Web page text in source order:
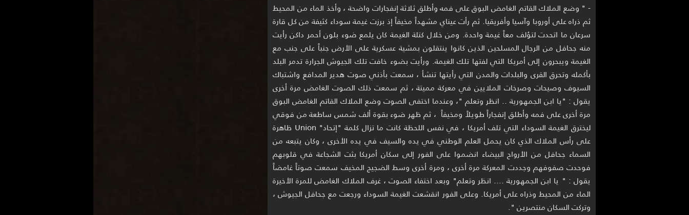
- " وضع الملاك القاتم الغامض البوق على فمه وأطلق ثلاثة إنفجارات واضحة ، وأخذ الماء من المحيط
ثم ذراه على أوروبا وآسيا وأفريقيا. ثم رأت عيناي مشهداً مخيفاً إذ برزت غيمة سوداء كثيفة من كل قارة
سرعان ما اتحدت لتؤلف معاً غيمة واحدة. ومن خلال كتلة الغيمة كان يلمع ضوء بلون أحمر داكن رأيت
منه جحافل من الرجال المسلحين الذين كانوا ينتقلون بمشية عسكرية على الأرض جنباً على جنب مع
الغيمة ويبحرون إلى أمريكا التي لفتها تلك الغيمة. ورأيت بضوء خافت تلك الجيوش الجرارة تدمر البلد
بأكمله وتحرق القرى والبلدات والمدن التي رأيتها تنشأ ، سمعت بأذني صوت هدير المدافع واشتباك
السيوف وصيحات وصرخات الملايين في معركة مميتة ، ثم سمعت ذلك الصوت الغامض مرة أخرى
يقول : "يا ابن الجمهورية .. انظر وتعلم "، وعندما اختفى الصوت وضع الملاك القاتم الغامض البوق
مرة أخرى على فمه وأطلق إنفجاراً طويلاً ومخيفاً ، ثم ظهر ضوء بقوة ألف شمس ساطعة من فوقي
ليخترق الغيمة السوداء التي تلف أمريكا ، في نفس اللحظة كانت ما تزال كلمة "إتحاد" Union ظاهرة
على رأس الملاك الذي كان يحمل العلم الوطني في يده والسيف في يده الأخرى ، وكان يتبعه من
السماء جحافل من الأرواح البيضاء انضموا على الفور إلى سكان أمريكا بثت الشجاعة في قلوبهم
فوحدت صفوفهم وجددت المعركة مرة أخرى ، ومرة أخرى وسط الضجيج المخيف سمعت صوتاً غامضاً
يقول : " يا ابن الجمهورية .... انظر وتعلم" وبعد اختفاء الصوت ، غرف الملاك الغامض للمرة الأخيرة
الماء من المحيط وذراه على أمريكا. وعلى الفور انقشعت الغيمة السوداء ورجعت مع جحافل الجيوش ،
وتركت السكان منتصرين ".